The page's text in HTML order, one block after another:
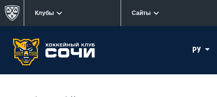
Клубы Сайты
РУ